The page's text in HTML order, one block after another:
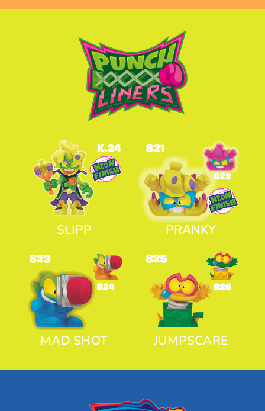
SLIPP PRANKY
MAD SHOT JUMPSCARE